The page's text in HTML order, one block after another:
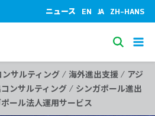
ニュース EN JA ZH-HANS
S
e
a
r
ンサルティング / 海外進出支援 / アジ
ンサルティング / シンガポール進出
ール法人運用サービス